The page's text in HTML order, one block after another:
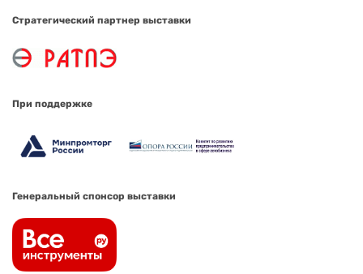
Стратегический партнер выставки
При поддержке
Генеральный спонсор выставки